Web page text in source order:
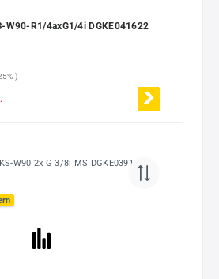
W90-R1/4axG1/4i DGKE041622
)